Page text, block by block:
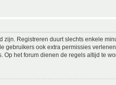
zijn. Registreren duurt slechts enkele
gebruikers ook extra permissies
het forum dienen de regels altijd te